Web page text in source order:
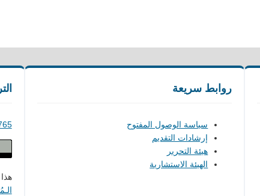
روابط سريعة
سياسة الوصول المفتوح
إرشادات التقديم
هيئة التحرير
الهيئة الاستشارية